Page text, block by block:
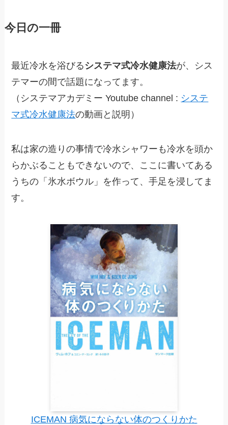
今日の一冊
最近冷水を浴びる システマ式冷水健康法が、シス
テマーの間で話題になってます。
（システマアカデミー Youtube channel : システ
マ式冷水健康法の動画と説明）
私は家の造りの事情で冷水シャワーも冷水を頭か
らかぶることもできないので、ここに書いてある
うちの「氷水ボウル」を作って、手足を浸してま
す。
ICEMAN 病気にならない体のつくりかた